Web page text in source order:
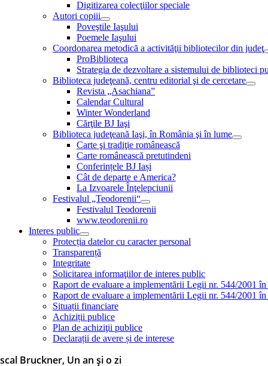
Digitizarea colecţiilor speciale
Autori copiii
Poveştile Iaşului
Poemele Iaşului
Coordonarea metodică a activităţii bibliotecilor din judeţ
ProBiblioteca
Strategia de dezvoltare a sistemului de biblioteci
Biblioteca judeţeană, centru editorial şi de cercetare
Revista „Asachiana”
Calendar Cultural
Winter Wonderland
Cărţile BJ Iaşi
Biblioteca judeţeană Iaşi, în România şi în lume
Carte şi tradiţie românească
Carte românească pretutindeni
Conferințele BJ Iași
Cât de departe e America?
La Izvoarele Înţelepciunii
Festivalul „Teodorenii“
Festivalul Teodorenii
www.teodorenii.ro
Interes public
Protecția datelor cu caracter personal
Transparență
Integritate
Solicitarea informaţiilor de interes public
Raport de evaluare a implementării Legii nr. 544/2001
Raport de evaluare a implementării Legii nr. 544/2001
Situații financiare
Achiziții publice
Plan de achiziţii publice
Declarații de avere și de interese
Bruckner, Un an şi o zi